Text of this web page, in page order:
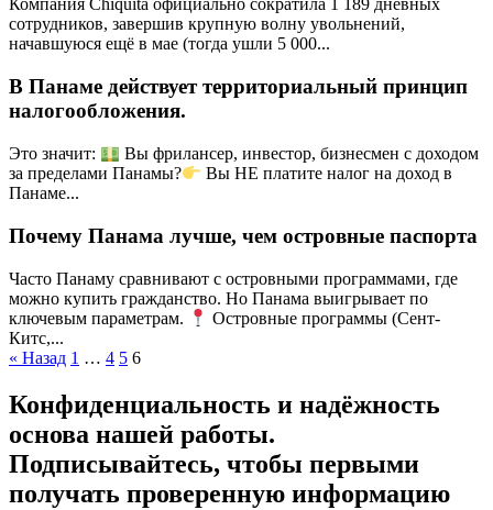
Компания Chiquita официально сократила 1 189 дневных
сотрудников, завершив крупную волну увольнений,
начавшуюся ещё в мае (тогда ушли 5 000...
В Панаме действует территориальный принцип
налогообложения.
Это значит:
Вы фрилансер, инвестор, бизнесмен с доходом
за пределами Панамы?
Вы НЕ платите налог на доход в
Панаме...
Почему Панама лучше, чем островные паспорта
Часто Панаму сравнивают с островными программами, где
можно купить гражданство. Но Панама выигрывает по
ключевым параметрам.
Островные программы (Сент-
Китс,...
Пагинация
записей
« Назад 1 … 4 5 6
Конфиденциальность и надёжность
основа нашей работы.
Подписывайтесь, чтобы первыми
получать проверенную информацию